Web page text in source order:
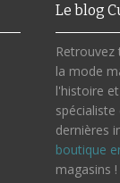
Le blog
la mode
l'histoire
spécialiste
dernières
boutique
magasins !